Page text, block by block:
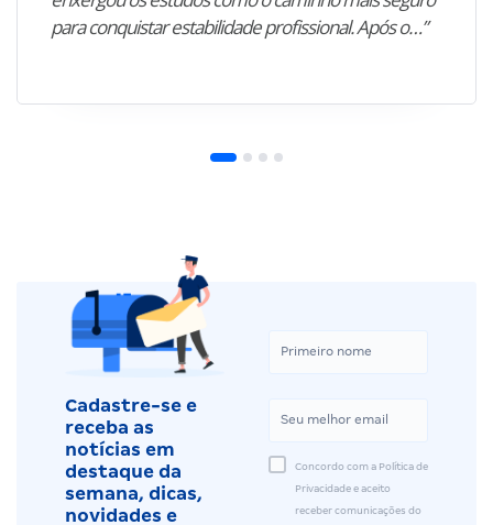
para conquistar estabilidade profissional. Após o…”
Cadastre-se e
receba as
notícias em
destaque da
semana, dicas,
novidades e
Concordo com a Política de
Privacidade e aceito
receber comunicações do